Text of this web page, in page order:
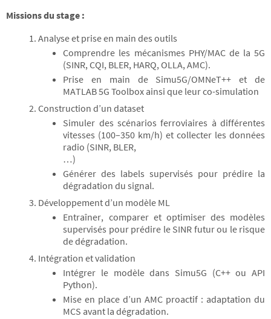
Missions du stage :
Analyse et prise en main des outils
Comprendre les mécanismes PHY/MAC de la 5G
(SINR, CQI, BLER, HARQ, OLLA, AMC).
Prise en main de Simu5G/OMNeT++ et de
MATLAB 5G Toolbox ainsi que leur co-simulation
Construction d’un dataset
Simuler des scénarios ferroviaires à différentes
vitesses (100–350 km/h) et collecter les données
radio (SINR, BLER,
…)
Générer des labels supervisés pour prédire la
dégradation du signal.
Développement d’un modèle ML
Entraîner, comparer et optimiser des modèles
supervisés pour prédire le SINR futur ou le risque
de dégradation.
Intégration et validation
Intégrer le modèle dans Simu5G (C++ ou API
Python).
Mise en place d’un AMC proactif : adaptation du
MCS avant la dégradation.